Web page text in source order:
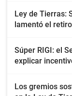
Ley de Tierras:
lamentó el
Súper RIGI: el
explicar
Los gremios